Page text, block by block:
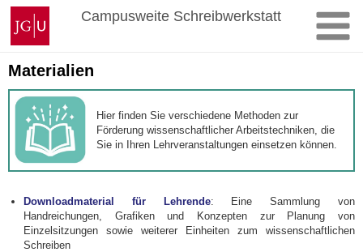
Zum
Inhalt
springen
Johannes
Gutenberg-
Universität
Mainz
Campusweite Schreibwerkstatt
Materialien
Hier finden Sie verschiedene Methoden zur
Förderung wissenschaftlicher Arbeitstechniken, die
Sie in Ihren Lehrveranstaltungen einsetzen können.
Downloadmaterial für Lehrende: Eine Sammlung von
Handreichungen, Grafiken und Konzepten zur Planung von
Einzelsitzungen sowie weiterer Einheiten zum wissenschaftlichen
Schreiben